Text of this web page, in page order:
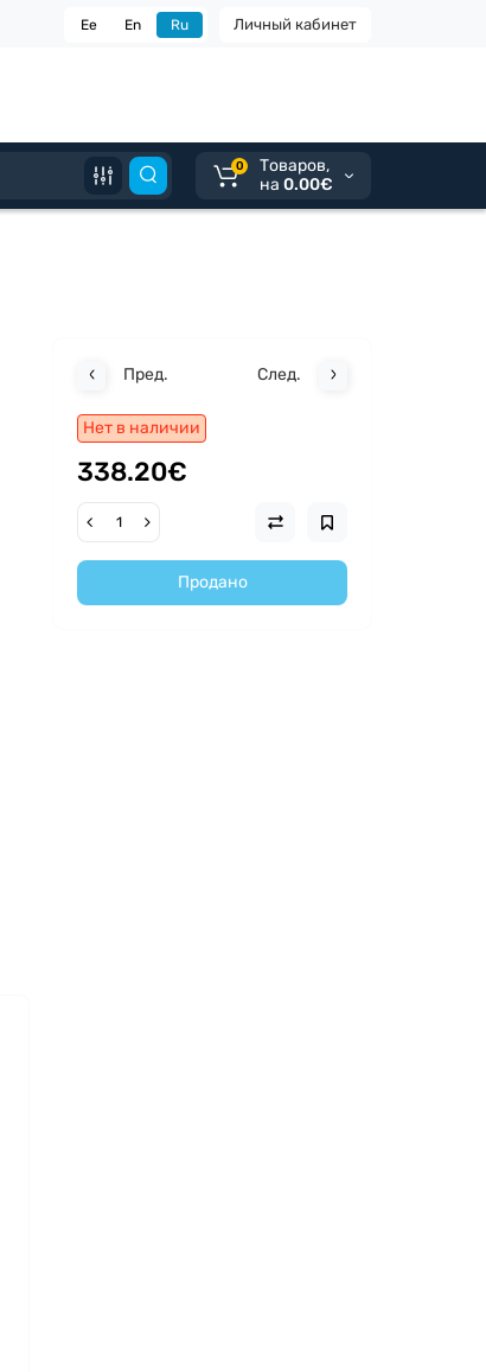
Личный кабинет
Ee En Ru
0
Tоваров,
на 0.00€
Пред. След.
Нет в наличии
338.20€
Продано